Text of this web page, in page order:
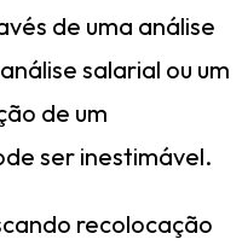
de uma análise
salarial ou um
de um
ser inestimável.
recolocação